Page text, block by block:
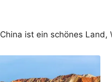
China ist ein schönes Land,